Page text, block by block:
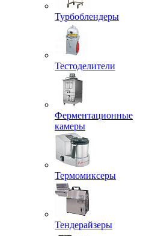
Турбоблендеры
Тестоделители
Ферментационные
камеры
Термомиксеры
Тендерайзеры